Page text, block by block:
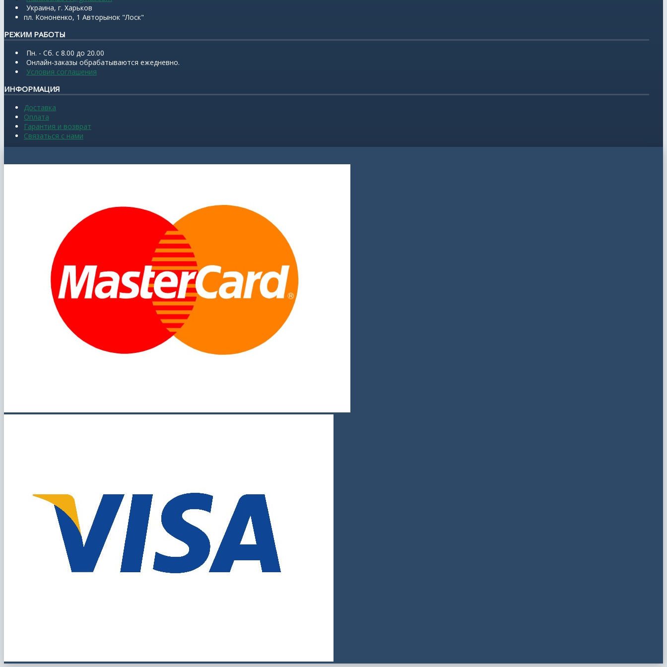
Украина, г. Харьков
пл. Кононенко, 1 Авторынок "Лоск"
РЕЖИМ РАБОТЫ
Пн. - Сб. с 8.00 до 20.00
Онлайн-заказы обрабатываются ежедневно.
Условия соглашения
ИНФОРМАЦИЯ
Доставка
Оплата
Гарантия и возврат
Связаться с нами